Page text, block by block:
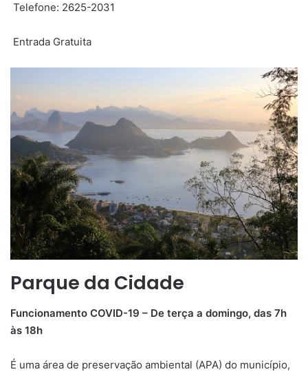
Telefone: 2625-2031
Entrada Gratuita
Parque da Cidade
Funcionamento COVID-19 – De terça a domingo, das 7h
às 18h
É uma área de preservação ambiental (APA) do município,